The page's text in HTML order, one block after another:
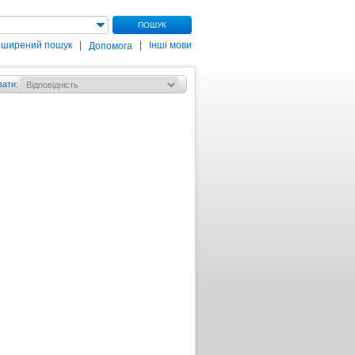
ПОШУК
пошук Допомога Інші мови
: